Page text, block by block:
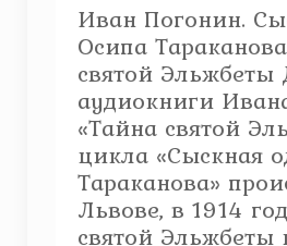
Иван Погонин.
Осипа
святой Эльжбеты
аудиокниги
«Тайна святой
цикла «Сыскная
Тараканова»
Львове, в 1914
святой Эльжбеты